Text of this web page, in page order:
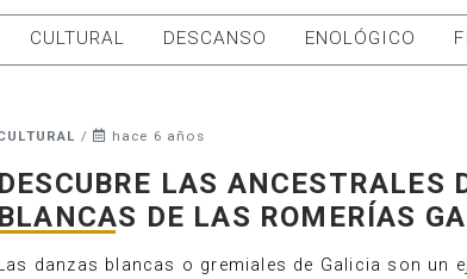
CULTURAL DESCANSO ENOLÓGICO
/ hace 6 años
LAS ANCESTRALES
DE LAS ROMERÍAS
danzas blancas o gremiales de Galicia son un